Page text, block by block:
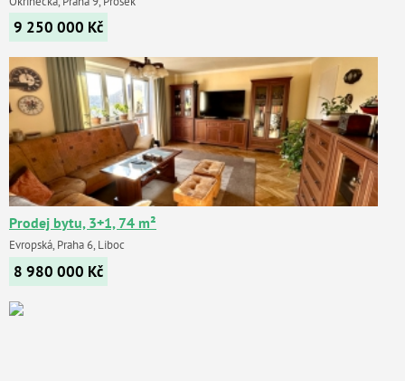
9 250 000 Kč
Prodej bytu, 3+1, 74 m²
Evropská, Praha 6, Liboc
8 980 000 Kč